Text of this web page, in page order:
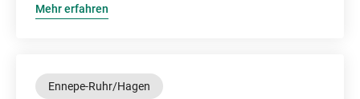
Mehr erfahren
Ennepe-Ruhr/Hagen